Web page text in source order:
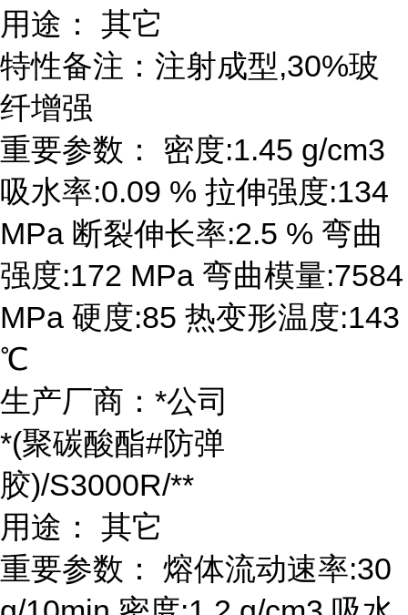
用途： 其它
特性备注：注射成型,30%玻
纤增强
重要参数： 密度:1.45 g/cm3
吸水率:0.09 % 拉伸强度:134
MPa 断裂伸长率:2.5 % 弯曲
强度:172 MPa 弯曲模量:7584
MPa 硬度:85 热变形温度:143
℃
生产厂商：*公司
*(聚碳酸酯#防弹
胶)/S3000R/**
用途： 其它
重要参数： 熔体流动速率:30